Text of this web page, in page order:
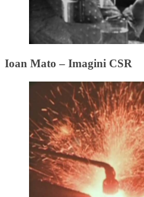
Ioan Mato – Imagini CSR